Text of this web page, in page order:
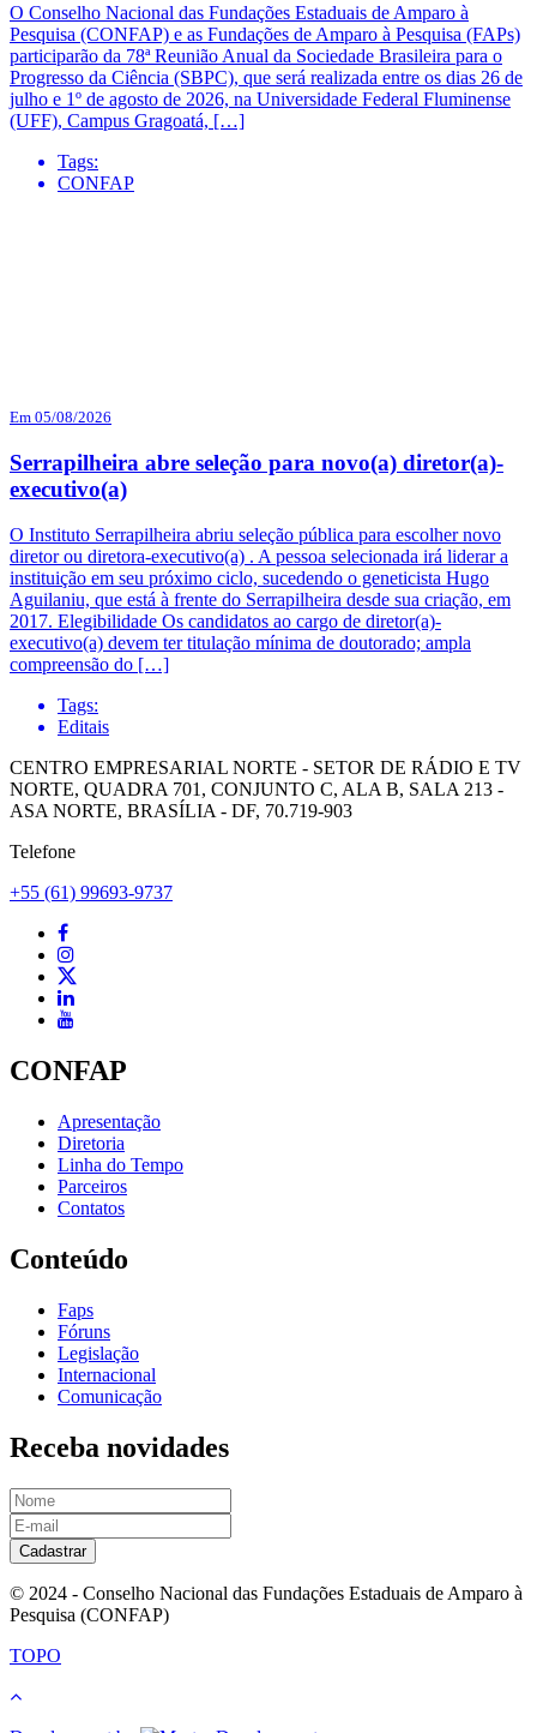
O Conselho Nacional das Fundações Estaduais de Amparo à
Pesquisa (CONFAP) e as Fundações de Amparo à Pesquisa (FAPs)
participarão da 78ª Reunião Anual da Sociedade Brasileira para o
Progresso da Ciência (SBPC), que será realizada entre os dias 26 de
julho e 1º de agosto de 2026, na Universidade Federal Fluminense
(UFF), Campus Gragoatá, […]
Tags:
CONFAP
Em 05/08/2026
Serrapilheira abre seleção para novo(a) diretor(a)-
executivo(a)
O Instituto Serrapilheira abriu seleção pública para escolher novo
diretor ou diretora-executivo(a) . A pessoa selecionada irá liderar a
instituição em seu próximo ciclo, sucedendo o geneticista Hugo
Aguilaniu, que está à frente do Serrapilheira desde sua criação, em
2017. Elegibilidade Os candidatos ao cargo de diretor(a)-
executivo(a) devem ter titulação mínima de doutorado; ampla
compreensão do […]
Tags:
Editais
CENTRO EMPRESARIAL NORTE - SETOR DE RÁDIO E TV
NORTE, QUADRA 701, CONJUNTO C, ALA B, SALA 213 -
ASA NORTE, BRASÍLIA - DF, 70.719-903
Telefone
+55 (61) 99693-9737
CONFAP
Apresentação
Diretoria
Linha do Tempo
Parceiros
Contatos
Conteúdo
Faps
Fóruns
Legislação
Internacional
Comunicação
Receba novidades
Cadastrar
© 2024 - Conselho Nacional das Fundações Estaduais de Amparo à
Pesquisa (CONFAP)
TOPO